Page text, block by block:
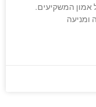
אמון המשקיעים.
ומניעה